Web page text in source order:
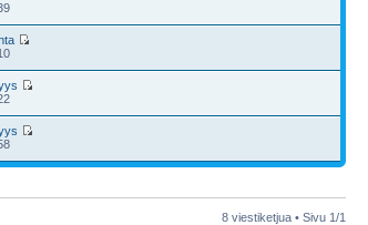
8 viestiketjua • Sivu 1/1